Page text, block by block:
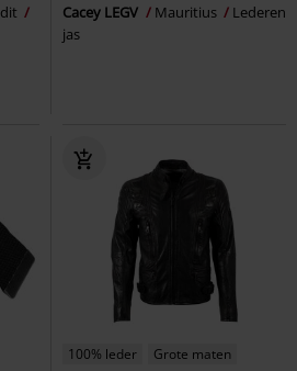
Cacey LEGV Mauritius
Lederen
jas
100% leder Grote maten